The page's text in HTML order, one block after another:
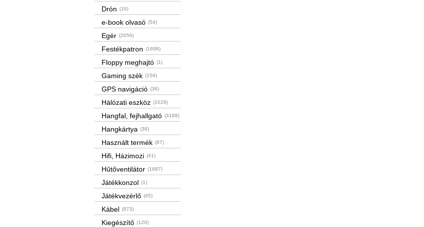
Drón (16)
e-book olvasó (54)
Egér (2056)
Festékpatron (1698)
Floppy meghajtó (1)
Gaming szék (156)
GPS navigáció (36)
Hálózati eszköz (1029)
Hangfal, fejhallgató (3189)
Hangkártya (38)
Használt termék (87)
Hifi, Házimozi (41)
Hűtőventilátor (1687)
Játékkonzol (1)
Játékvezérlő (45)
Kábel (873)
Kiegészítő (120)